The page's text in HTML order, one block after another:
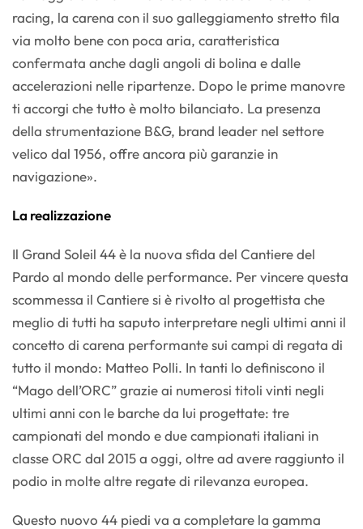
racing, la carena con il suo galleggiamento stretto fila
via molto bene con poca aria, caratteristica
confermata anche dagli angoli di bolina e dalle
accelerazioni nelle ripartenze. Dopo le prime manovre
ti accorgi che tutto è molto bilanciato. La presenza
della strumentazione B&G, brand leader nel settore
velico dal 1956, offre ancora più garanzie in
navigazione».
La realizzazione
Il Grand Soleil 44 è la nuova sfida del Cantiere del
Pardo al mondo delle performance. Per vincere questa
scommessa il Cantiere si è rivolto al progettista che
meglio di tutti ha saputo interpretare negli ultimi anni il
concetto di carena performante sui campi di regata di
tutto il mondo: Matteo Polli. In tanti lo definiscono il
“Mago dell’ORC” grazie ai numerosi titoli vinti negli
ultimi anni con le barche da lui progettate: tre
campionati del mondo e due campionati italiani in
classe ORC dal 2015 a oggi, oltre ad avere raggiunto il
podio in molte altre regate di rilevanza europea.
Questo nuovo 44 piedi va a completare la gamma